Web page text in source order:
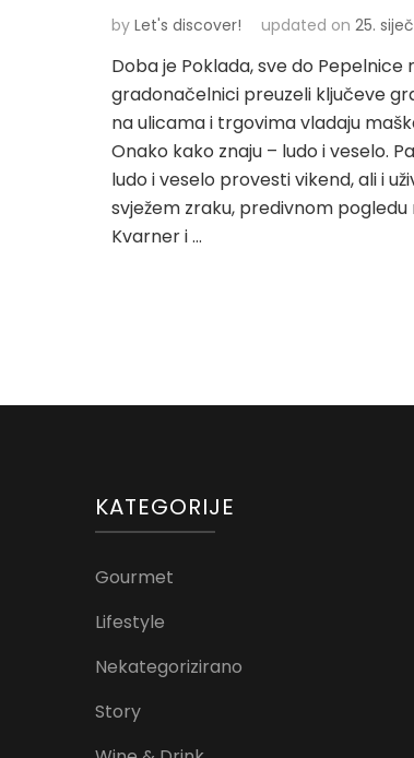
by Let's discover! updated on 25.
Doba je Poklada, sve do Pepelnice
gradonačelnici preuzeli ključeve
na ulicama i trgovima vladaju
Onako kako znaju – ludo i veselo.
ludo i veselo provesti vikend, ali i
svježem zraku, predivnom pogledu
Kvarner i …
KATEGORIJE
Gourmet
Lifestyle
Nekategorizirano
Story